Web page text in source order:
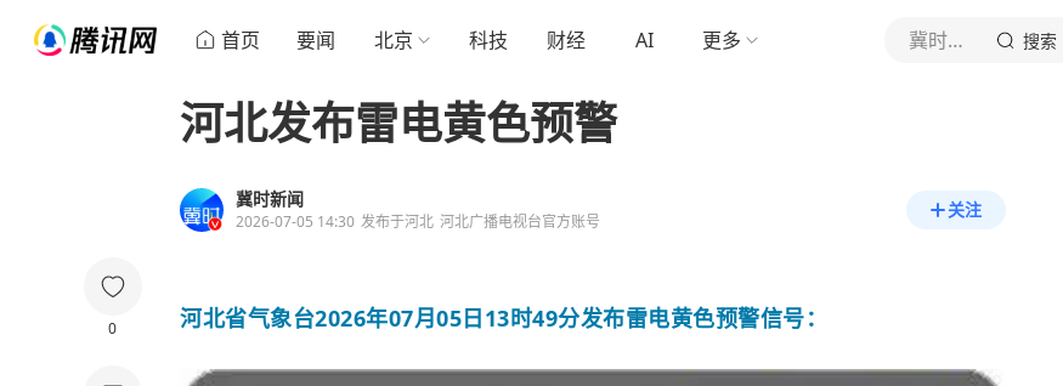
首页 要闻 北京 科技 财经 AI 更多 冀时新闻 搜索
0
河北发布雷电黄色预警
冀时新闻
2026-07-05 14:30 发布于河北 河北广播电视台官方账号
关注
河北省气象台2026年07月05日13时49分发布雷电黄色预警信号：